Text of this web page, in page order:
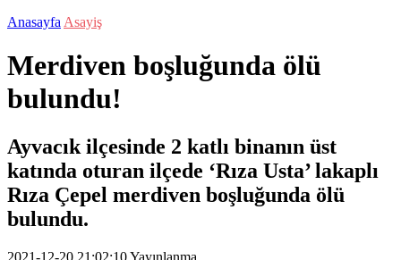
Anasayfa Asayiş
Merdiven boşluğunda ölü
bulundu!
Ayvacık ilçesinde 2 katlı binanın üst
katında oturan ilçede ‘Rıza Usta’ lakaplı
Rıza Çepel merdiven boşluğunda ölü
bulundu.
2021-12-20 21:02:10Yayınlanma